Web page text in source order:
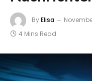
ByElisa
4 Mins Read